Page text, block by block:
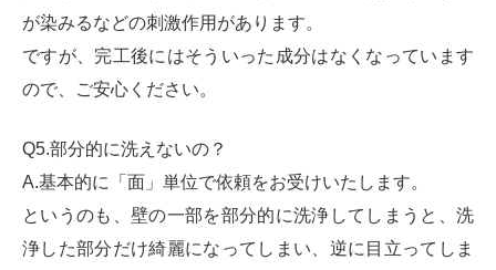
が染みるなどの刺激作用があります。
ですが、完工後にはそういった成分はなくなっています
ので、ご安心ください。
Q5.部分的に洗えないの？
A.基本的に「面」単位で依頼をお受けいたします。
というのも、壁の一部を部分的に洗浄してしまうと、洗
浄した部分だけ綺麗になってしまい、逆に目立ってしま